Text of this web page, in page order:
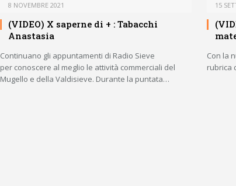
8 NOVEMBRE 2021
(VIDEO) X saperne di + : Tabacchi
Anastasia
Continuano gli appuntamenti di Radio Sieve
per conoscere al meglio le attività commerciali del
Mugello e della Valdisieve. Durante la puntata…
15
Con la
rubrica